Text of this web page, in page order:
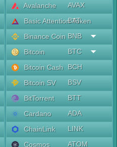
Avalanche
AVAX
Basic Attention Token
BAT
Binance Coin BNB
Bitcoin
BTC
Bitcoin Cash
BCH
Bitcoin SV
BSV
BitTorrent
BTT
Cardano
ADA
ChainLink
LINK
Cosmos
ATOM